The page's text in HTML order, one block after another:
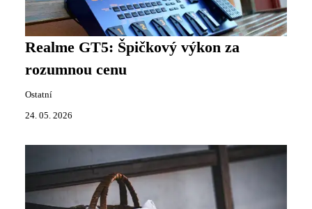
Realme GT5: Špičkový výkon za
rozumnou cenu
Ostatní
24. 05. 2026